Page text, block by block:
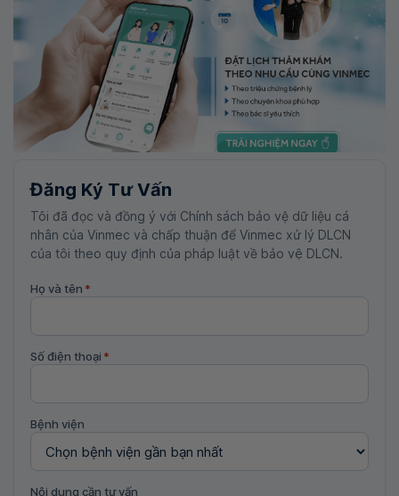
Đăng Ký Tư Vấn
Tôi đã đọc và đồng ý với Chính sách bảo vệ dữ liệu cá
nhân của Vinmec và chấp thuận để Vinmec xử lý DLCN
của tôi theo quy định của pháp luật về bảo vệ DLCN.
Họ và tên *
Số điện thoại *
Bệnh viện
Nội dung cần tư vấn